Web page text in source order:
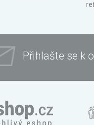
Přihlašte se k